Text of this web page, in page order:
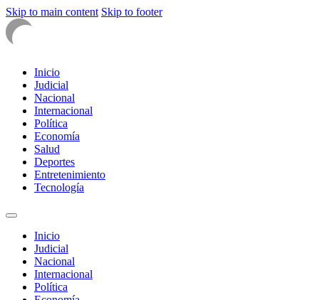
Skip to main content Skip to footer
Inicio
Judicial
Nacional
Internacional
Política
Economía
Salud
Deportes
Entretenimiento
Tecnología
Inicio
Judicial
Nacional
Internacional
Política